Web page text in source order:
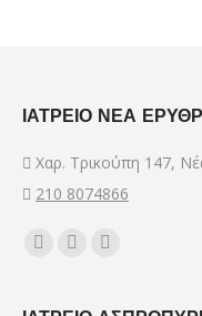
ΙΑΤΡΕΙΟ ΝΕΑ
Χαρ. Τρικούπη 147,
210 8074866
Find us on: